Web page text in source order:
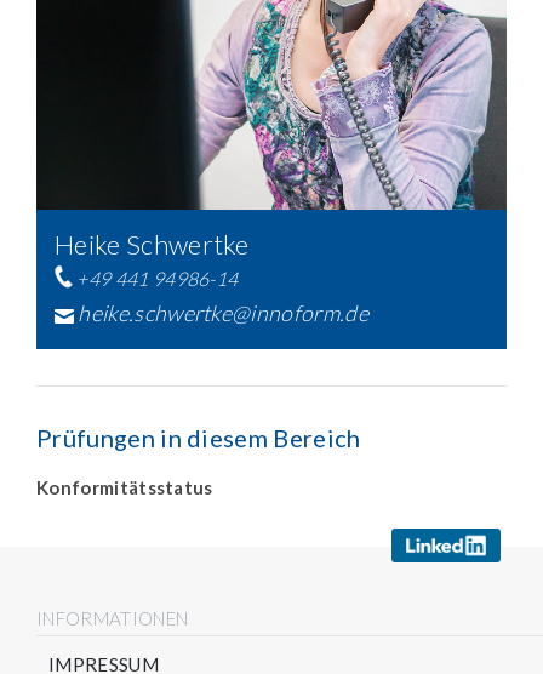
Heike Schwertke
+49 441 94986-14
heike.schwertke@innoform.de
Prüfungen in diesem Bereich
Konformitätsstatus
INFORMATIONEN
IMPRESSUM